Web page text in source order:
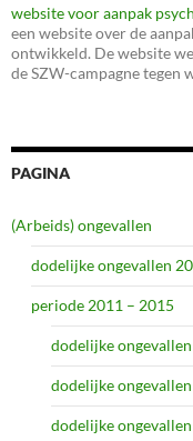
website voor aanpak
een website over de
ontwikkeld. De website
de SZW-campagne tegen
PAGINA
(Arbeids) ongevallen
dodelijke ongevallen
periode 2011 – 2015
dodelijke
dodelijke
dodelijke